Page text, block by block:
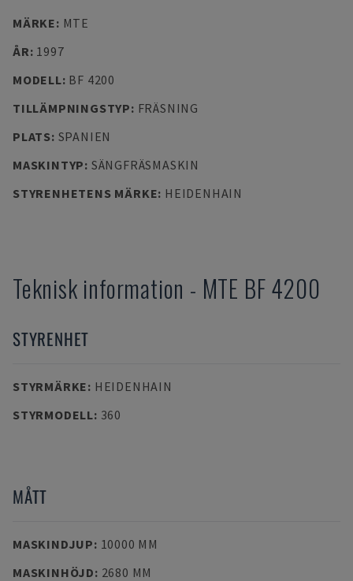
MÄRKE: MTE
ÅR: 1997
MODELL: BF 4200
TILLÄMPNINGSTYP: FRÄSNING
PLATS: SPANIEN
MASKINTYP: SÄNGFRÄSMASKIN
STYRENHETENS MÄRKE: HEIDENHAIN
Teknisk information - MTE BF 4200
STYRENHET
STYRMÄRKE: HEIDENHAIN
STYRMODELL: 360
MÅTT
MASKINDJUP: 10000 MM
MASKINHÖJD: 2680 MM